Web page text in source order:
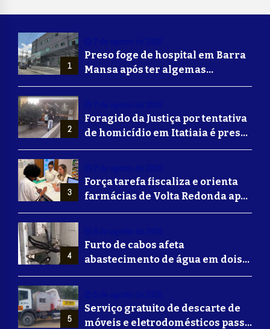
1
Preso foge de hospital em Barra
Mansa após ter algemas
retiradas para usar banheiro
2
Foragido da Justiça por tentativa
de homicídio em Itatiaia é preso
em Volta Redonda
3
Força tarefa fiscaliza e orienta
farmácias de Volta Redonda após
alerta de falsificação de
4
Furto de cabos afeta
abastecimento de água em dois
bairros de Volta Redonda
5
Serviço gratuito de descarte de
móveis e eletrodomésticos passa